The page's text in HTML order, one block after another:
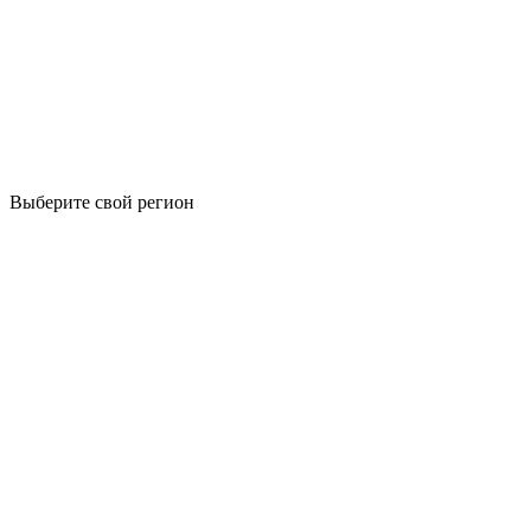
Выберите свой регион